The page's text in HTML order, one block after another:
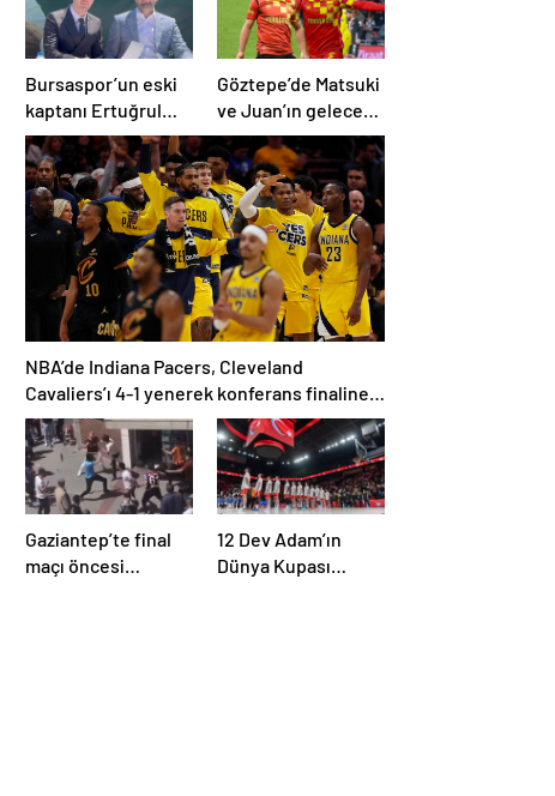
Bursaspor’un eski
kaptanı Ertuğrul
Ersoy, yeşil-
beyazlılara geri
döndü
Göztepe’de Matsuki
ve Juan’ın geleceği
merak konusu
NBA’de Indiana Pacers, Cleveland
Cavaliers’ı 4-1 yenerek konferans finaline
yükseldi
Gaziantep’te final
maçı öncesi
12 Dev Adam’ın
Dünya Kupası